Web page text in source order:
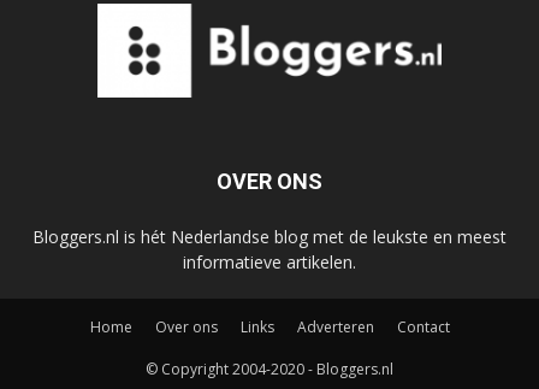
OVER ONS
Bloggers.nl is hét Nederlandse blog met de leukste en meest
informatieve artikelen.
Home Over ons Links Adverteren Contact
© Copyright 2004-2020 - Bloggers.nl